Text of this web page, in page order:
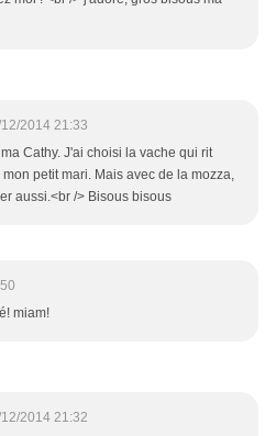
2014 21:33
Cathy. J'ai choisi la vache qui rit
petit mari. Mais avec de la mozza,
aussi.<br /> Bisous bisous
miam!
2014 21:32